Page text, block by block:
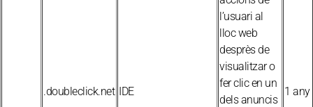
.doubleclick.net IDE
l’usuari al
lloc web
desprès de
visualitzar o
fer clic en un
dels anuncis
1 any